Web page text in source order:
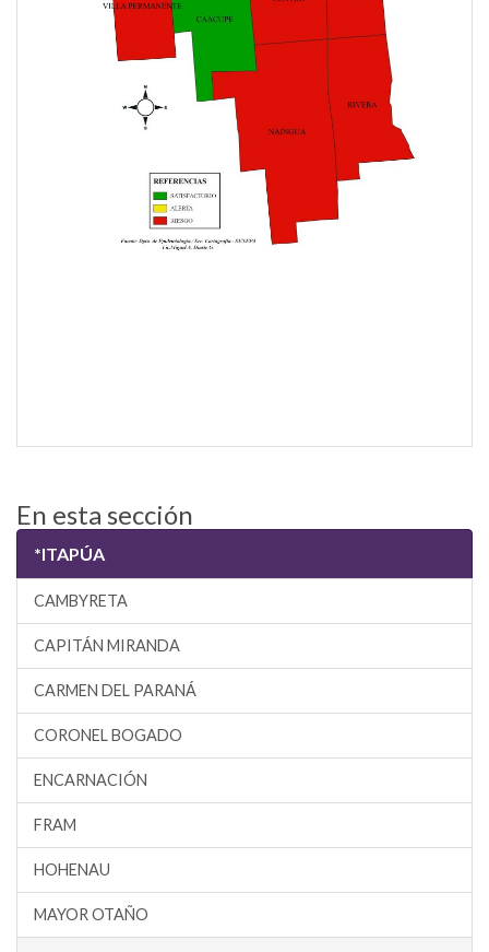
En esta sección
*ITAPÚA
CAMBYRETA
CAPITÁN MIRANDA
CARMEN DEL PARANÁ
CORONEL BOGADO
ENCARNACIÓN
FRAM
HOHENAU
MAYOR OTAÑO